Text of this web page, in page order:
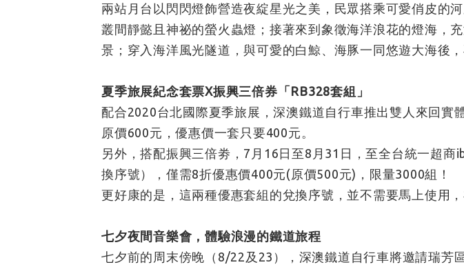
兩站月台以閃閃燈飾營造夜綻星光之美，民眾搭乘可愛俏皮的
叢間靜懿且神祕的螢火蟲燈；接著來到象徵海洋浪花的燈海，
景；穿入海洋風光隧道，與可愛的白鯨、海豚一同悠遊大海後
夏季旅展紀念套票X振興三倍券「RB328套組」
配合2020台北國際夏季旅展，深澳鐵道自行車推出雙人來回實
原價600元，優惠價一套只要400元。
另外，搭配振興三倍劵，7月16日至8月31日，至全台統一超
換序號），僅需8折優惠價400元(原價500元)，限量3000組！
更好康的是，這兩種優惠套組的兌換序號，並不需要馬上使用
七夕夜間音樂會，體驗浪漫的鐵道旅程
七夕前的周末傍晚（8/22及23），深澳鐵道自行車將邀請瑞芳